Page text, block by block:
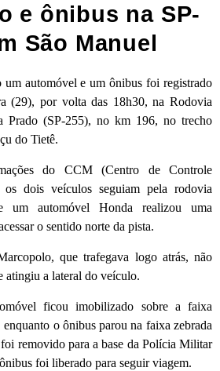
e ônibus na SP-
São Manuel
um automóvel e um ônibus foi registrado
(29), por volta das 18h30, na Rodovia
Prado (SP-255), no km 196, no trecho
do Tietê.
do CCM (Centro de Controle
dois veículos seguiam pela rodovia
um automóvel Honda realizou uma
o sentido norte da pista.
que trafegava logo atrás, não
atingiu a lateral do veículo.
ficou imobilizado sobre a faixa
o ônibus parou na faixa zebrada
removido para a base da Polícia Militar
foi liberado para seguir viagem.